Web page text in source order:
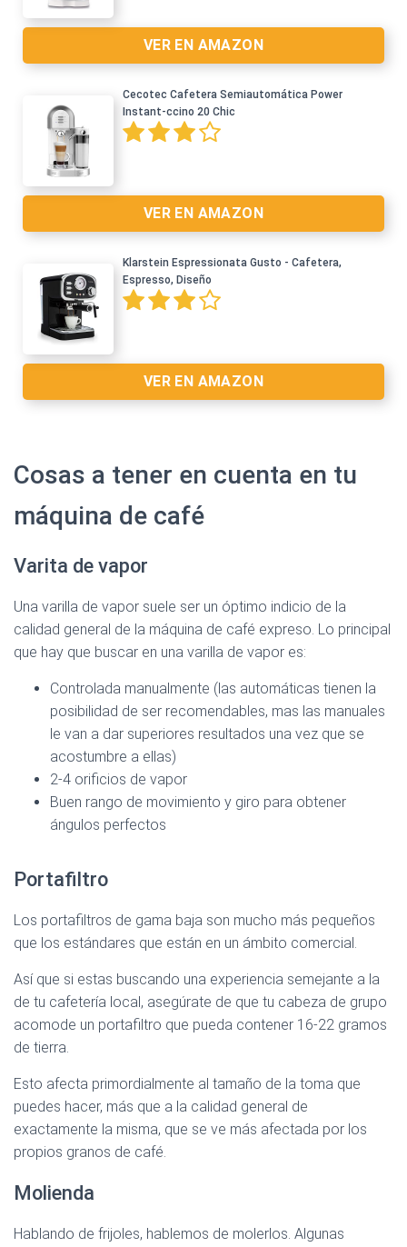
VER EN AMAZON
Cecotec Cafetera Semiautomática Power
Instant-ccino 20 Chic
VER EN AMAZON
Klarstein Espressionata Gusto - Cafetera,
Espresso, Diseño
VER EN AMAZON
Ver en Amazon >
Cosas a tener en cuenta en tu
máquina de café
Varita de vapor
Una varilla de vapor suele ser un óptimo indicio de la
calidad general de la máquina de café expreso. Lo principal
que hay que buscar en una varilla de vapor es:
Controlada manualmente (las automáticas tienen la
posibilidad de ser recomendables, mas las manuales
le van a dar superiores resultados una vez que se
acostumbre a ellas)
2-4 orificios de vapor
Buen rango de movimiento y giro para obtener
ángulos perfectos
Portafiltro
Los portafiltros de gama baja son mucho más pequeños
que los estándares que están en un ámbito comercial.
Así que si estas buscando una experiencia semejante a la
de tu cafetería local, asegúrate de que tu cabeza de grupo
acomode un portafiltro que pueda contener 16-22 gramos
de tierra.
Esto afecta primordialmente al tamaño de la toma que
puedes hacer, más que a la calidad general de
exactamente la misma, que se ve más afectada por los
propios granos de café.
Molienda
Hablando de frijoles, hablemos de molerlos. Algunas